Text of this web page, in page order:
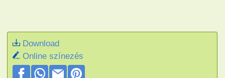
Download
Online színezés